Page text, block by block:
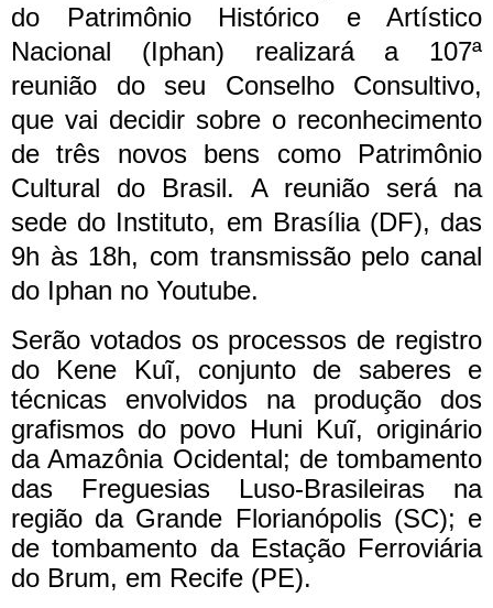
do Patrimônio Histórico e Artístico
Nacional (Iphan) realizará a 107ª
reunião do seu Conselho Consultivo,
que vai decidir sobre o reconhecimento
de três novos bens como Patrimônio
Cultural do Brasil. A reunião será na
sede do Instituto, em Brasília (DF), das
9h às 18h, com transmissão pelo canal
do Iphan no Youtube.
Serão votados os processos de registro
do Kene Kuĩ, conjunto de saberes e
técnicas envolvidos na produção dos
grafismos do povo Huni Kuĩ, originário
da Amazônia Ocidental; de tombamento
das Freguesias Luso-Brasileiras na
região da Grande Florianópolis (SC); e
de tombamento da Estação Ferroviária
do Brum, em Recife (PE).